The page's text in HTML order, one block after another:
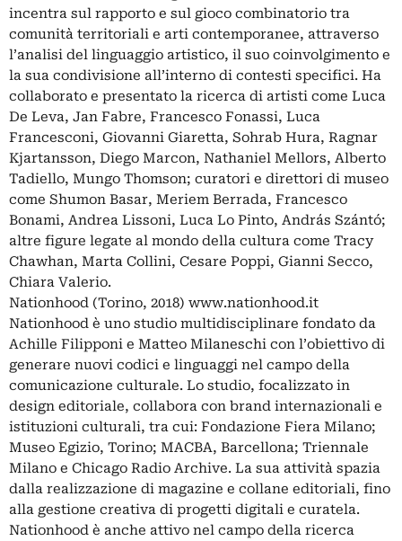
incentra sul rapporto e sul gioco combinatorio tra
comunità territoriali e arti contemporanee, attraverso
l’analisi del linguaggio artistico, il suo coinvolgimento e
la sua condivisione all’interno di contesti specifici. Ha
collaborato e presentato la ricerca di artisti come Luca
De Leva, Jan Fabre, Francesco Fonassi, Luca
Francesconi, Giovanni Giaretta, Sohrab Hura, Ragnar
Kjartansson, Diego Marcon, Nathaniel Mellors, Alberto
Tadiello, Mungo Thomson; curatori e direttori di museo
come Shumon Basar, Meriem Berrada, Francesco
Bonami, Andrea Lissoni, Luca Lo Pinto, András Szántó;
altre figure legate al mondo della cultura come Tracy
Chawhan, Marta Collini, Cesare Poppi, Gianni Secco,
Chiara Valerio.
Nationhood (Torino, 2018) www.nationhood.it
Nationhood è uno studio multidisciplinare fondato da
Achille Filipponi e Matteo Milaneschi con l’obiettivo di
generare nuovi codici e linguaggi nel campo della
comunicazione culturale. Lo studio, focalizzato in
design editoriale, collabora con brand internazionali e
istituzioni culturali, tra cui: Fondazione Fiera Milano;
Museo Egizio, Torino; MACBA, Barcellona; Triennale
Milano e Chicago Radio Archive. La sua attività spazia
dalla realizzazione di magazine e collane editoriali, fino
alla gestione creativa di progetti digitali e curatela.
Nationhood è anche attivo nel campo della ricerca